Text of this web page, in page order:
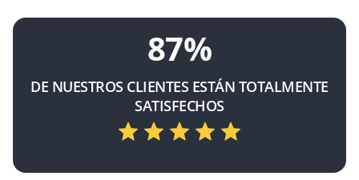
87%
DE NUESTROS CLIENTES ESTÁN TOTALMENTE
SATISFECHOS